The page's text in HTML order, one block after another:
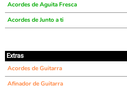
Acordes de Aguita Fresca
Acordes de Junto a ti
Extras
Acordes de Guitarra
Afinador de Guitarra